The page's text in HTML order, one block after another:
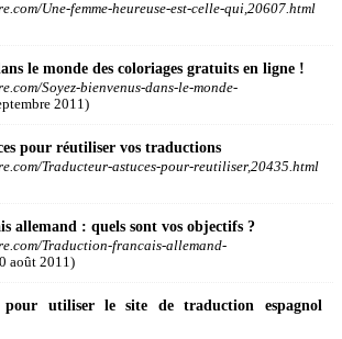
Une-femme-heureuse-est-celle-qui,20607.html
le monde des coloriages gratuits en ligne !
Soyez-bienvenus-dans-le-monde-
2011)
pour réutiliser vos traductions
Traducteur-astuces-pour-reutiliser,20435.html
allemand : quels sont vos objectifs ?
Traduction-francais-allemand-
août 2011)
pour utiliser le site de traduction espagnol